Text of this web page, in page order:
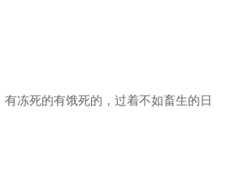
冻死的有饿死的，过着不如畜生的日